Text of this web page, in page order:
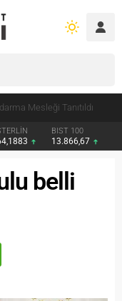
Mesleği Tanıtıldı
BIST 100
13.866,67
belli